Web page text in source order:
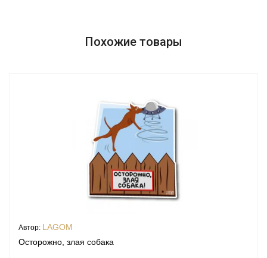
Похожие товары
Автор: LAGOM
Осторожно, злая собака